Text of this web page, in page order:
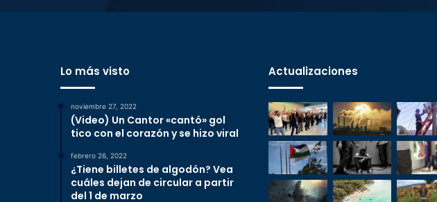
Lo más visto
noviembre 27, 2022
(Video) Un Cantor «cantó» gol
tico con el corazón y se hizo viral
febrero 26, 2022
¿Tiene billetes de algodón? Vea
cuáles dejan de circular a partir
del 1 de marzo
Actualizaciones